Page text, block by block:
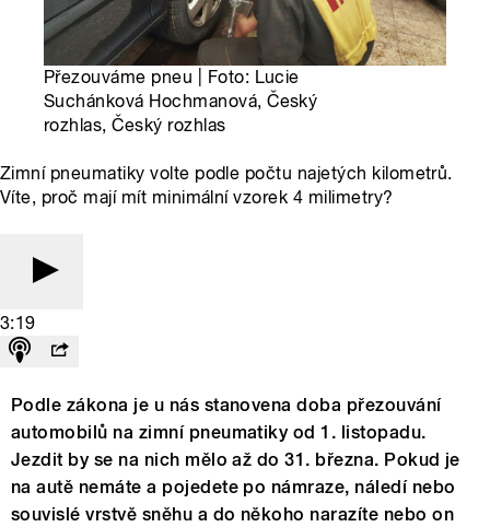
Přezouváme pneu | Foto: Lucie
Suchánková Hochmanová, Český
rozhlas, Český rozhlas
Zimní pneumatiky volte podle počtu najetých kilometrů.
Víte, proč mají mít minimální vzorek 4 milimetry?
3:19
Podle zákona je u nás stanovena doba přezouvání
automobilů na zimní pneumatiky od 1. listopadu.
Jezdit by se na nich mělo až do 31. března. Pokud je
na autě nemáte a pojedete po námraze, náledí nebo
souvislé vrstvě sněhu a do někoho narazíte nebo on